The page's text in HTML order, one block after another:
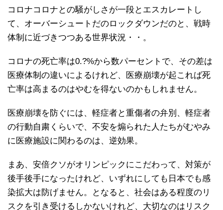
コロナコロナとの騒がしさが一段とエスカレートし
て、オーバーシュートだのロックダウンだのと、戦時
体制に近づきつつある世界状況・・。
コロナの死亡率は0.?%から数パーセントで、その差は
医療体制の違いによるけれど、医療崩壊が起これば死
亡率は高まるのはやむを得ないのかもしれません。
医療崩壊を防ぐには、軽症者と重傷者の弁別、軽症者
の行動自粛くらいで、不安を煽られた人たちがむやみ
に医療施設に関わるのは、逆効果。
まあ、安倍クソがオリンピックにこだわって、対策が
後手後手になったけれど、いずれにしても日本でも感
染拡大は防げません。となると、社会はある程度のリ
スクを引き受けるしかないけれど、大切なのはリスク